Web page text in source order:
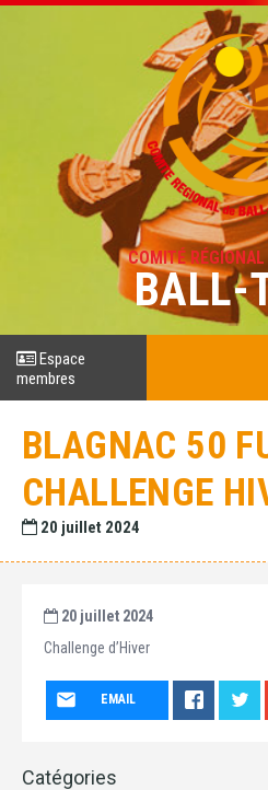
COMITÉ
BALL-
Espace
membres
BLAGNAC 50
CHALLENGE
20 juillet 2024
20 juillet 2024
Challenge d’Hiver
EMAIL
Catégories